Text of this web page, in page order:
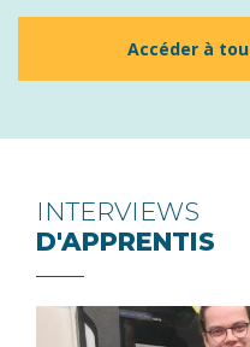
Accéder à
INTERVIEWS
D'APPRENTIS